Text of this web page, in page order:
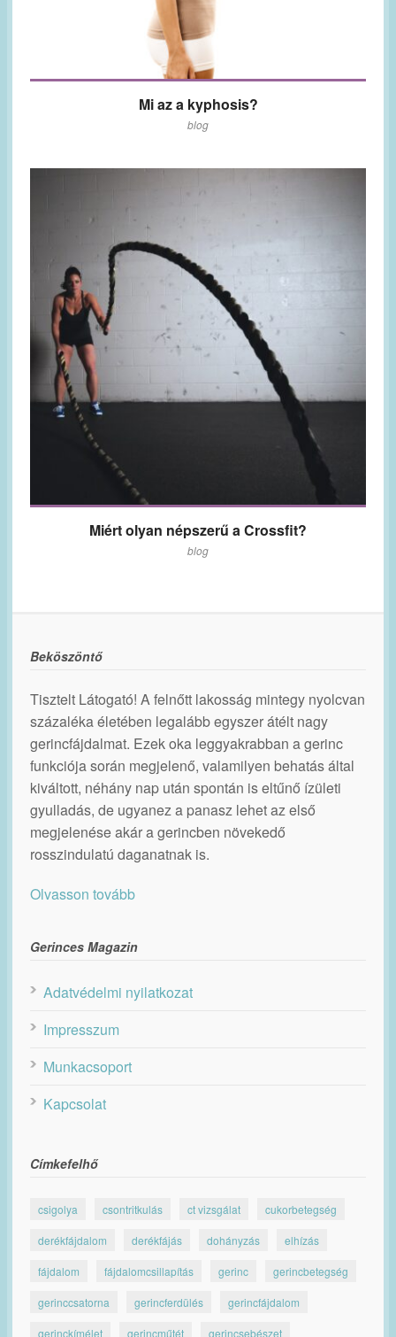
Mi az a kyphosis?
blog
Miért olyan népszerű a Crossfit?
blog
Beköszöntő
Tisztelt Látogató! A felnőtt lakosság mintegy nyolcvan
százaléka életében legalább egyszer átélt nagy
gerincfájdalmat. Ezek oka leggyakrabban a gerinc
funkciója során megjelenő, valamilyen behatás által
kiváltott, néhány nap után spontán is eltűnő ízületi
gyulladás, de ugyanez a panasz lehet az első
megjelenése akár a gerincben növekedő
rosszindulatú daganatnak is.
Olvasson tovább
Gerinces Magazin
Adatvédelmi nyilatkozat
Impresszum
Munkacsoport
Kapcsolat
Címkefelhő
csigolya csontritkulás ct vizsgálat cukorbetegség
derékfájdalom derékfájás dohányzás elhízás
fájdalom fájdalomcsillapítás gerinc gerincbetegség
gerinccsatorna gerincferdülés gerincfájdalom
gerinckímélet gerincműtét gerincsebészet